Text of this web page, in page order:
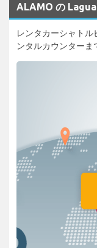
ALAMO の
レンタカーシャト
ンタルカウンターま